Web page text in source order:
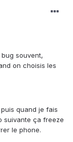
souvent,
on choisis les
quand je fais
suivante ça freeze
le phone.